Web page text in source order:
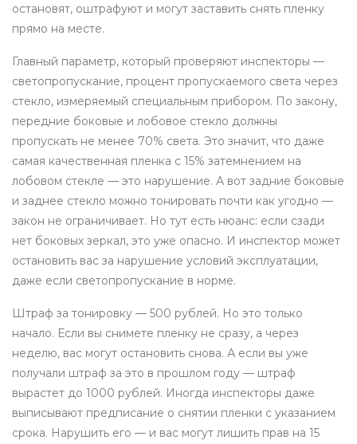
остановят, оштрафуют и могут заставить снять пленку
прямо на месте.
Главный параметр, который проверяют инспекторы —
светопропускание, процент пропускаемого света через
стекло, измеряемый специальным прибором. По закону,
передние боковые и лобовое стекло должны
пропускать не менее 70% света. Это значит, что даже
самая качественная пленка с 15% затемнением на
лобовом стекле — это нарушение. А вот задние боковые
и заднее стекло можно тонировать почти как угодно —
закон не ограничивает. Но тут есть нюанс: если сзади
нет боковых зеркал, это уже опасно. И инспектор может
остановить вас за нарушение условий эксплуатации,
даже если светопропускание в норме.
Штраф за тонировку — 500 рублей. Но это только
начало. Если вы снимете пленку не сразу, а через
неделю, вас могут остановить снова. А если вы уже
получали штраф за это в прошлом году — штраф
вырастет до 1000 рублей. Иногда инспекторы даже
выписывают предписание о снятии пленки с указанием
срока. Нарушить его — и вас могут лишить прав на 15